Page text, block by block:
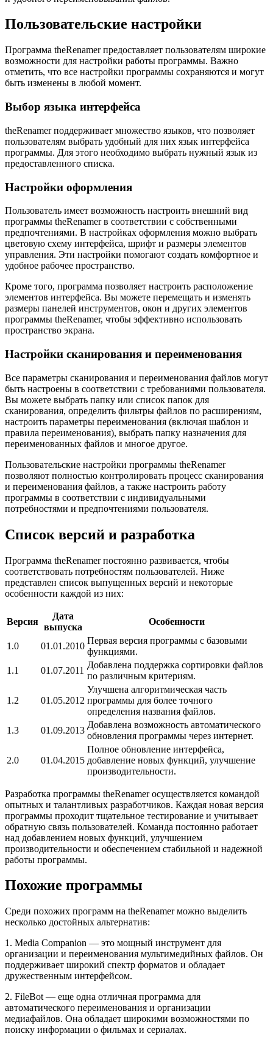
Пользовательские настройки
Программа theRenamer предоставляет пользователям широкие
возможности для настройки работы программы. Важно
отметить, что все настройки программы сохраняются и могут
быть изменены в любой момент.
Выбор языка интерфейса
theRenamer поддерживает множество языков, что позволяет
пользователям выбрать удобный для них язык интерфейса
программы. Для этого необходимо выбрать нужный язык из
предоставленного списка.
Настройки оформления
Пользователь имеет возможность настроить внешний вид
программы theRenamer в соответствии с собственными
предпочтениями. В настройках оформления можно выбрать
цветовую схему интерфейса, шрифт и размеры элементов
управления. Эти настройки помогают создать комфортное и
удобное рабочее пространство.
Кроме того, программа позволяет настроить расположение
элементов интерфейса. Вы можете перемещать и изменять
размеры панелей инструментов, окон и других элементов
программы theRenamer, чтобы эффективно использовать
пространство экрана.
Настройки сканирования и переименования
Все параметры сканирования и переименования файлов могут
быть настроены в соответствии с требованиями пользователя.
Вы можете выбрать папку или список папок для
сканирования, определить фильтры файлов по расширениям,
настроить параметры переименования (включая шаблон и
правила переименования), выбрать папку назначения для
переименованных файлов и многое другое.
Пользовательские настройки программы theRenamer
позволяют полностью контролировать процесс сканирования
и переименования файлов, а также настроить работу
программы в соответствии с индивидуальными
потребностями и предпочтениями пользователя.
Список версий и разработка
Программа theRenamer постоянно развивается, чтобы
соответствовать потребностям пользователей. Ниже
представлен список выпущенных версий и некоторые
особенности каждой из них:
Версия
Дата
выпуска
Особенности
1.0 01.01.2010
Первая версия программы с базовыми
функциями.
1.1
01.07.2011
Добавлена поддержка сортировки файлов
по различным критериям.
1.2 01.05.2012
Улучшена алгоритмическая часть
программы для более точного
определения названия файлов.
1.3
01.09.2013
Добавлена возможность автоматического
обновления программы через интернет.
2.0 01.04.2015
Полное обновление интерфейса,
добавление новых функций, улучшение
производительности.
Разработка программы theRenamer осуществляется командой
опытных и талантливых разработчиков. Каждая новая версия
программы проходит тщательное тестирование и учитывает
обратную связь пользователей. Команда постоянно работает
над добавлением новых функций, улучшением
производительности и обеспечением стабильной и надежной
работы программы.
Похожие программы
Среди похожих программ на theRenamer можно выделить
несколько достойных альтернатив:
1. Media Companion — это мощный инструмент для
организации и переименования мультимедийных файлов. Он
поддерживает широкий спектр форматов и обладает
дружественным интерфейсом.
2. FileBot — еще одна отличная программа для
автоматического переименования и организации
медиафайлов. Она обладает широкими возможностями по
поиску информации о фильмах и сериалах.